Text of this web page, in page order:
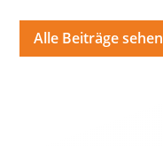
Alle Beiträge sehen